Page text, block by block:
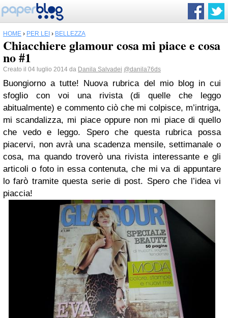
HOME › PER LEI › BELLEZZA
Chiacchiere glamour cosa mi piace e cosa
no #1
Creato il 04 luglio 2014 da Danila Salvadei @danila76ds
Buongiorno a tutte! Nuova rubrica del mio blog in cui
sfoglio con voi una rivista (di quelle che leggo
abitualmente) e commento ciò che mi colpisce, m’intriga,
mi scandalizza, mi piace oppure non mi piace di quello
che vedo e leggo. Spero che questa rubrica possa
piacervi, non avrà una scadenza mensile, settimanale o
cosa, ma quando troverò una rivista interessante e gli
articoli o foto in essa contenuta, che mi va di appuntare
lo farò tramite questa serie di post. Spero che l’idea vi
piaccia!